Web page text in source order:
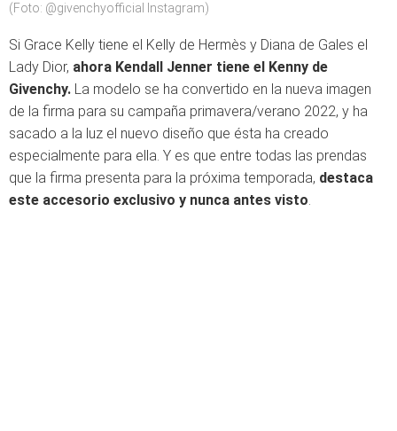
(Foto: @givenchyofficial Instagram)
Si Grace Kelly tiene el Kelly de Hermès y Diana de Gales el
Lady Dior, ahora Kendall Jenner tiene el Kenny de
Givenchy. La modelo se ha convertido en la nueva imagen
de la firma para su campaña primavera/verano 2022, y ha
sacado a la luz el nuevo diseño que ésta ha creado
especialmente para ella. Y es que entre todas las prendas
que la firma presenta para la próxima temporada, destaca
este accesorio exclusivo y nunca antes visto.